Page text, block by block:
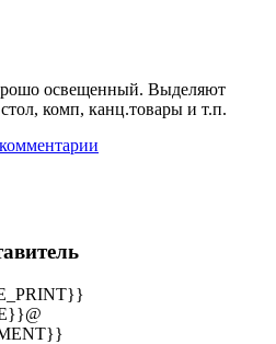
освещенный. Выделяют
комп, канц.товары и т.п.